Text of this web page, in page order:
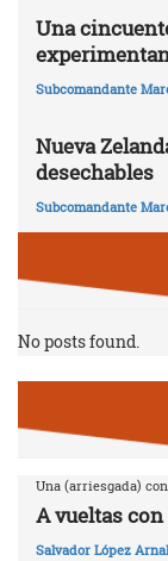
Una
Subcomandante
Nueva
desechables
Subcomandante
No posts found.
Una (arriesgada)
A vueltas
Salvador López Arnal